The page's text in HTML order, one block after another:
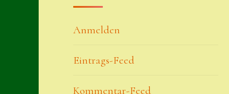
Anmelden
Eintrags-Feed
Kommentar-Feed